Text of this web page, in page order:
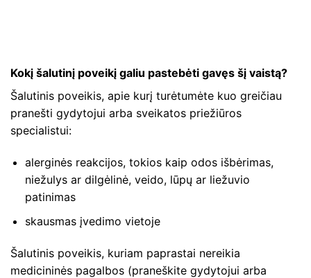
Kokį šalutinį poveikį galiu pastebėti gavęs šį vaistą?
Šalutinis poveikis, apie kurį turėtumėte kuo greičiau
pranešti gydytojui arba sveikatos priežiūros
specialistui:
alerginės reakcijos, tokios kaip odos išbėrimas,
niežulys ar dilgėlinė, veido, lūpų ar liežuvio
patinimas
skausmas įvedimo vietoje
Šalutinis poveikis, kuriam paprastai nereikia
medicininės pagalbos (praneškite gydytojui arba